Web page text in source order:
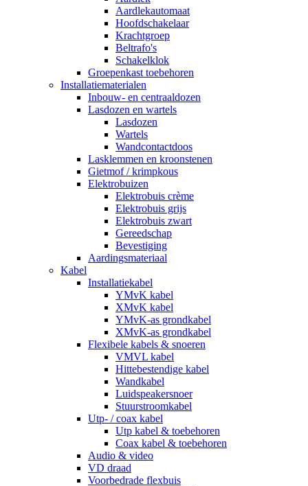
Aardlekautomaat
Hoofdschakelaar
Krachtgroep
Beltrafo's
Schakelklok
Groepenkast toebehoren
Installatiematerialen
Inbouw- en centraaldozen
Lasdozen en wartels
Lasdozen
Wartels
Wandcontactdoos
Lasklemmen en kroonstenen
Gietmof / krimpkous
Elektrobuizen
Elektrobuis crème
Elektrobuis grijs
Elektrobuis zwart
Gereedschap
Bevestiging
Aardingsmateriaal
Kabel
Installatiekabel
YMvK kabel
XMvK kabel
YMvK-as grondkabel
XMvK-as grondkabel
Flexibele kabels & snoeren
VMVL kabel
Hittebestendige kabel
Wandkabel
Luidspeakersnoer
Stuurstroomkabel
Utp- / coax kabel
Utp kabel & toebehoren
Coax kabel & toebehoren
Audio & video
VD draad
Voorbedrade flexbuis